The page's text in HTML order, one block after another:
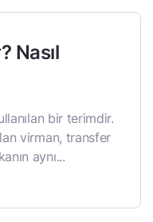
Nasıl
bir terimdir.
virman, transfer
aynı...